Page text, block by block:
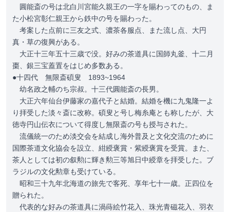
圓能斎の号は北白川宮能久親王の一字を賜わってのもの、ま
た小松宮彰仁親王から鉄中の号を賜わった。
考案した点前に三友之式、濃茶各服点、また流し点、大円
真・草の復興がある。
大正十三年五十三歳で没。好みの茶道具に国師丸釜、十二月
棗、銀三宝蓋置をはじめ多数ある。
●十四代 無限斎碩叟 1893~1964
幼名政之輔のち宗叔。十三代圓能斎の長男。
大正六年仙台伊藤家の嘉代子と結婚。結婚を機に九鬼隆一よ
り拝受した淡々斎に改称。碩叟と号し梅糸庵とも称したが、大
徳寺円山伝衣について得度し無限斎の号も授与された。
流儀統一のため淡交会を結成し海外普及と文化交流のために
国際茶道文化協会を設立、紺綬褒賞・紫綬褒賞を受賞。また、
茶人としては初の叙勲に輝き勲三等旭日中綬章を拝受した。ブ
ラジルの文化勲章も受けている。
昭和三十九年北海道の旅先で客死、享年七十一歳。正四位を
贈られた。
代表的な好みの茶道具に渦蒔絵竹花入、珠光青磁花入、羽衣